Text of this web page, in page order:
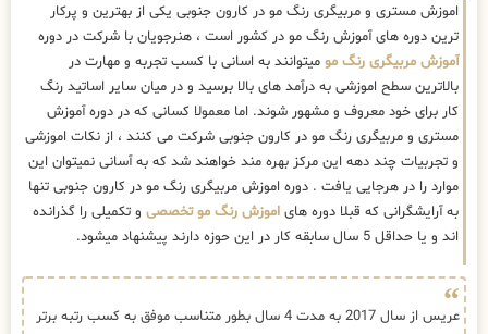
اموزش مستری و مربیگری رنگ مو در کارون جنوبی یکی از بهترین و پرکار
ترین دوره های آموزش رنگ مو در کشور است ، هنرجویان با شرکت در دوره
آموزش مربیگری رنگ مو میتوانند به اسانی با کسب تجربه و مهارت در
بالاترین سطح اموزشی به درآمد های بالا برسید و در میان سایر اساتید رنگ
کار برای خود معروف و مشهور شوند. اما معمولا کسانی که در دوره آموزش
مستری و مربیگری رنگ مو در کارون جنوبی شرکت می کنند ، از نکات اموزشی
و تجربیات چند دهه این مرکز بهره مند خواهند شد که به آسانی نمیتوان این
موارد را در هرجایی یافت . دوره اموزش مربیگری رنگ مو در کارون جنوبی تنها
به آرایشگرانی که قبلا دوره های اموزش رنگ مو تخصصی و تکمیلی را گذرانده
اند و یا حداقل 5 سال سابقه کار در این حوزه دارند پیشنهاد میشود.
عریس از سال 2017 به مدت 4 سال بطور متناسب موفق به کسب رتبه برتر